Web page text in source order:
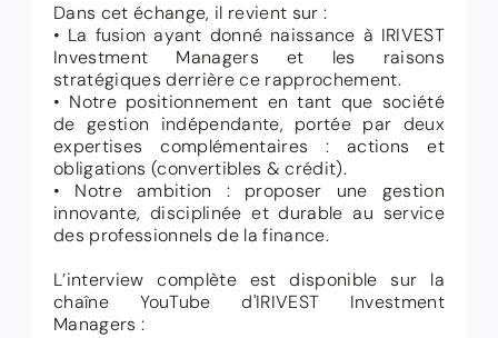
Dans cet échange, il revient sur :
• La fusion ayant donné naissance à IRIVEST
Investment Managers et les raisons
stratégiques derrière ce rapprochement.
• Notre positionnement en tant que société
de gestion indépendante, portée par deux
expertises complémentaires : actions et
obligations (convertibles & crédit).
• Notre ambition : proposer une gestion
innovante, disciplinée et durable au service
des professionnels de la finance.
L’interview complète est disponible sur la
chaîne YouTube d'IRIVEST Investment
Managers :